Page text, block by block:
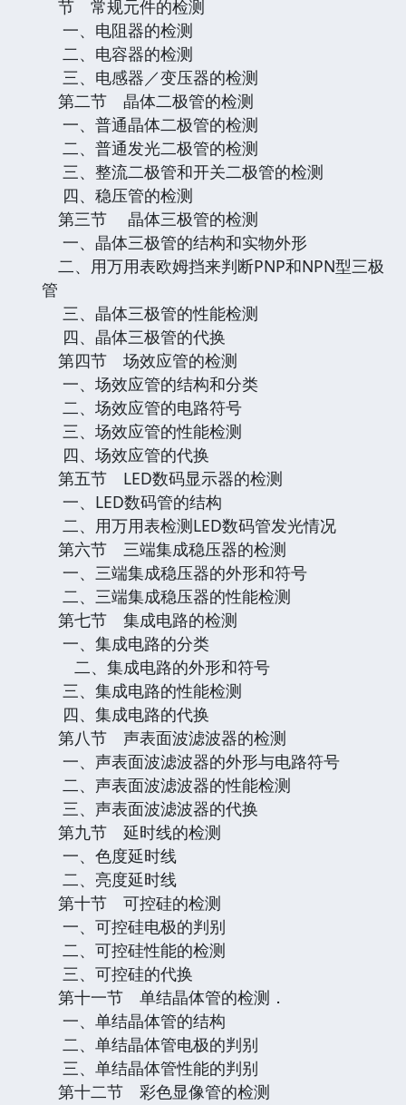
节 常规元件的检测
一、电阻器的检测
二、电容器的检测
三、电感器／变压器的检测
第二节 晶体二极管的检测
一、普通晶体二极管的检测
二、普通发光二极管的检测
三、整流二极管和开关二极管的检测
四、稳压管的检测
第三节 晶体三极管的检测
一、晶体三极管的结构和实物外形
二、用万用表欧姆挡来判断PNP和NPN型三极
管
三、晶体三极管的性能检测
四、晶体三极管的代换
第四节 场效应管的检测
一、场效应管的结构和分类
二、场效应管的电路符号
三、场效应管的性能检测
四、场效应管的代换
第五节 LED数码显示器的检测
一、LED数码管的结构
二、用万用表检测LED数码管发光情况
第六节 三端集成稳压器的检测
一、三端集成稳压器的外形和符号
二、三端集成稳压器的性能检测
第七节 集成电路的检测
一、集成电路的分类
二、集成电路的外形和符号
三、集成电路的性能检测
四、集成电路的代换
第八节 声表面波滤波器的检测
一、声表面波滤波器的外形与电路符号
二、声表面波滤波器的性能检测
三、声表面波滤波器的代换
第九节 延时线的检测
一、色度延时线
二、亮度延时线
第十节 可控硅的检测
一、可控硅电极的判别
二、可控硅性能的检测
三、可控硅的代换
第十一节 单结晶体管的检测．
一、单结晶体管的结构
二、单结晶体管电极的判别
三、单结晶体管性能的判别
第十二节 彩色显像管的检测